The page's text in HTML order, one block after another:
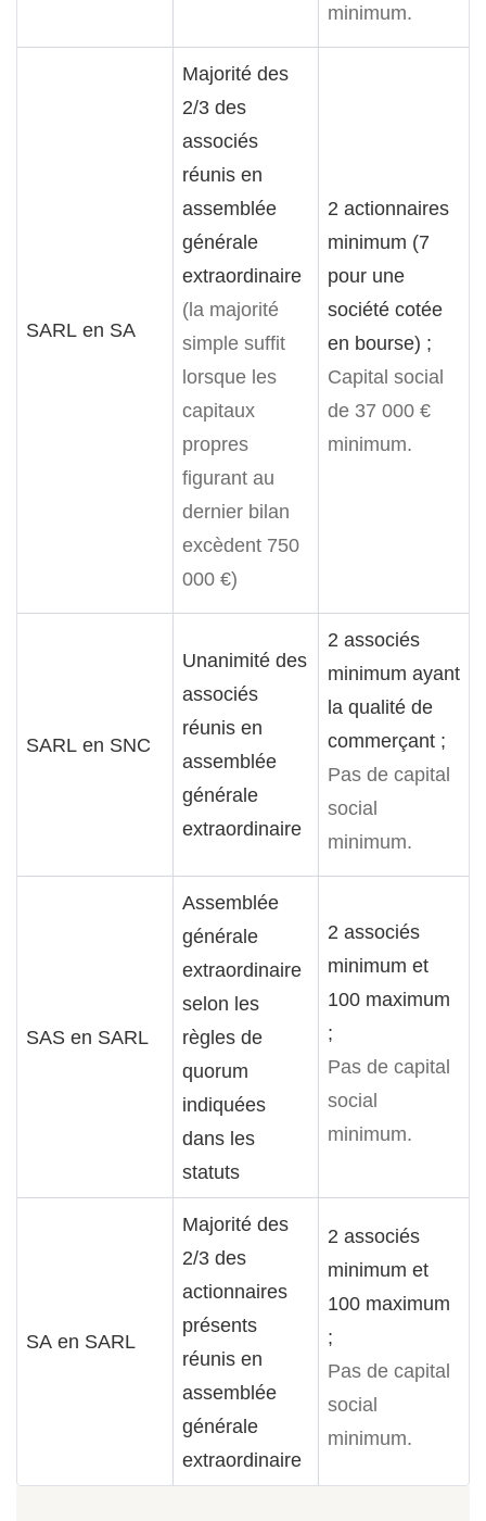
minimum.
SARL en SA
Majorité des
2/3 des
associés
réunis en
assemblée
générale
extraordinaire
(la majorité
simple suffit
lorsque les
capitaux
propres
figurant au
dernier bilan
excèdent 750
000 €)
2 actionnaires
minimum (7
pour une
société cotée
en bourse) ;
Capital social
de 37 000 €
minimum.
SARL en SNC
Unanimité des
associés
réunis en
assemblée
générale
extraordinaire
2 associés
minimum ayant
la qualité de
commerçant ;
Pas de capital
social
minimum.
SAS en SARL
Assemblée
générale
extraordinaire
selon les
règles de
quorum
indiquées
dans les
statuts
2 associés
minimum et
100 maximum
;
Pas de capital
social
minimum.
SA en SARL
Majorité des
2/3 des
actionnaires
présents
réunis en
assemblée
générale
extraordinaire
2 associés
minimum et
100 maximum
;
Pas de capital
social
minimum.